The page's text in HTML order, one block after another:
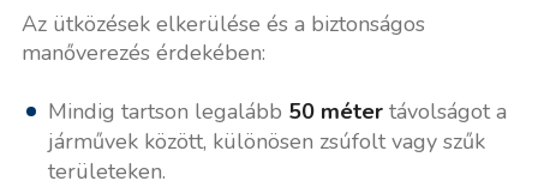
Az ütközések elkerülése és a biztonságos
manőverezés érdekében:
Mindig tartson legalább 50 métertávolságot a
járművek között, különösen zsúfolt vagy szűk
területeken.